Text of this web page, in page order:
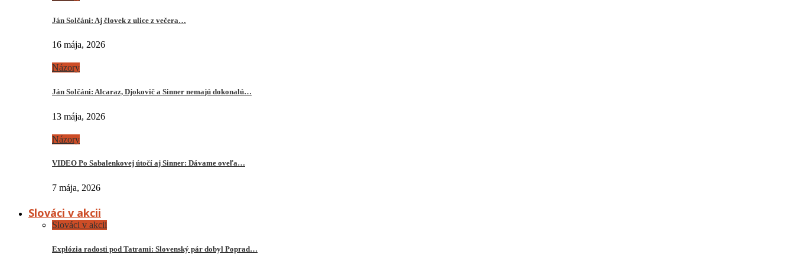
Ján Solčáni: Aj človek z ulice z večera…
16 mája, 2026
Názory
Ján Solčáni: Alcaraz, Djokovič a Sinner nemajú dokonalú…
13 mája, 2026
Názory
VIDEO Po Sabalenkovej útočí aj Sinner: Dávame oveľa…
7 mája, 2026
Slováci v akcii
Slováci v akcii
Explózia radosti pod Tatrami: Slovenský pár dobyl Poprad…